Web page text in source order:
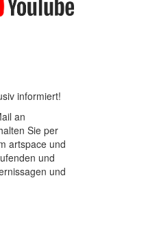
informiert!
an
Sie per
artspace und
und
und